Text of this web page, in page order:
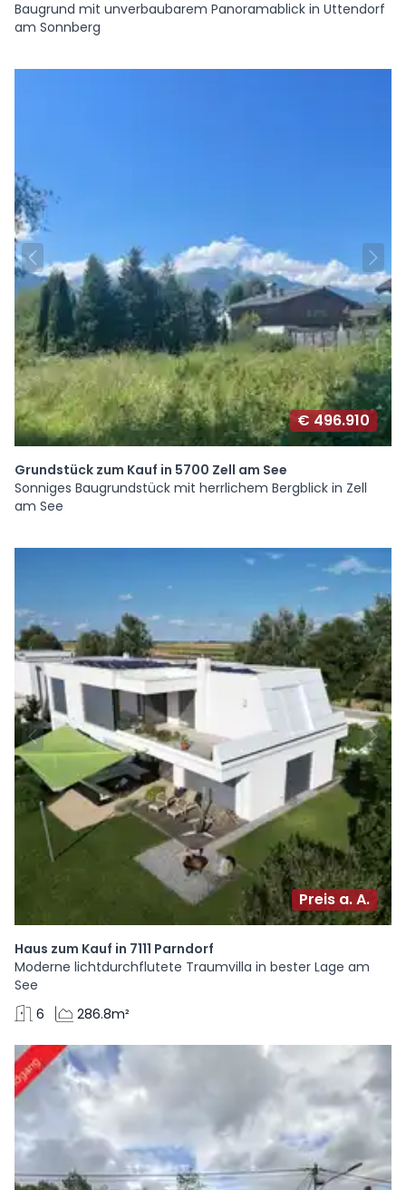
Baugrund mit unverbaubarem Panoramablick in Uttendorf
am Sonnberg
€ 496.910
Grundstück zum Kauf in 5700 Zell am See
Sonniges Baugrundstück mit herrlichem Bergblick in Zell
am See
Preis a. A.
Haus zum Kauf in 7111 Parndorf
Moderne lichtdurchflutete Traumvilla in bester Lage am
See
6
286.8m²